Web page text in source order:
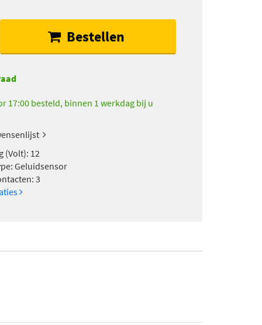
Bestellen
17:00 besteld, binnen 1 werkdag bij u
(Volt): 12
Geluidsensor
3